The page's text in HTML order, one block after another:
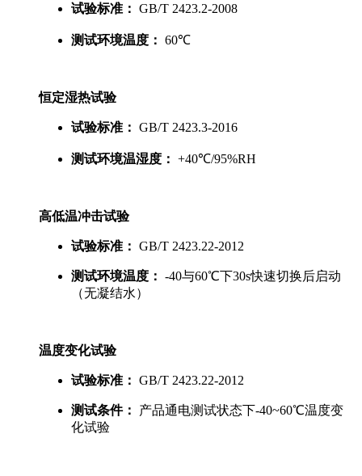
试验标准： GB/T 2423.2-2008
测试环境温度： 60℃
恒定湿热试验
试验标准： GB/T 2423.3-2016
测试环境温湿度： +40℃/95%RH
高低温冲击试验
试验标准： GB/T 2423.22-2012
测试环境温度： -40与60℃下30s快速切换后启动
（无凝结水）
温度变化试验
试验标准： GB/T 2423.22-2012
测试条件：
产品通电测试状态下-40~60℃温度变
化试验